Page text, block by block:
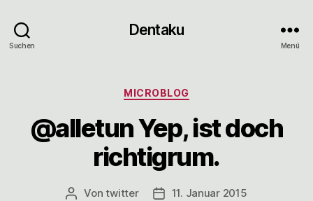
Suchen
Dentaku
Menü
Kategorien
MICROBLOG
@alletun Yep, ist doch
richtigrum.
Beitragsautor
Vontwitter Veröffentlichungsdatum
11. Januar 2015